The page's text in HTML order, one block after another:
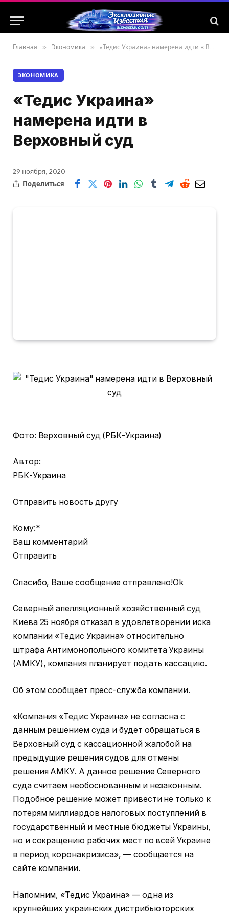
Главная » Экономика » «Тедис Украина» намерена идти в Верховный суд
ЭКОНОМИКА
«Тедис Украина»
намерена идти в
Верховный суд
29 ноября, 2020
Поделиться
Фото: Верховный суд (РБК-Украина)
Автор:
РБК-Украина
Отправить новость другу
Кому:*
Ваш комментарий
Отправить
Спасибо, Ваше сообщение отправлено!Ok
Северный апелляционный хозяйственный суд
Киева 25 ноября отказал в удовлетворении иска
компании «Тедис Украина» относительно
штрафа Антимонопольного комитета Украины
(АМКУ), компания планирует подать кассацию.
Об этом сообщает пресс-служба компании.
«Компания «Тедис Украина» не согласна с
данным решением суда и будет обращаться в
Верховный суд с кассационной жалобой на
предыдущие решения судов для отмены
решения АМКУ. А данное решение Северного
суда считаем необоснованным и незаконным.
Подобное решение может привести не только к
потерям миллиардов налоговых поступлений в
государственный и местные бюджеты Украины,
но и сокращению рабочих мест по всей Украине
в период коронакризиса», — сообщается на
сайте компании.
Напомним, «Тедис Украина» — одна из
крупнейших украинских дистрибьюторских